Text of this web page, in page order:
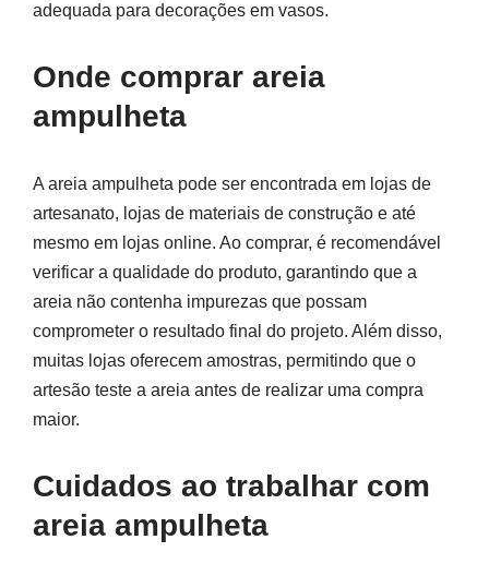
adequada para decorações em vasos.
Onde comprar areia
ampulheta
A areia ampulheta pode ser encontrada em lojas de
artesanato, lojas de materiais de construção e até
mesmo em lojas online. Ao comprar, é recomendável
verificar a qualidade do produto, garantindo que a
areia não contenha impurezas que possam
comprometer o resultado final do projeto. Além disso,
muitas lojas oferecem amostras, permitindo que o
artesão teste a areia antes de realizar uma compra
maior.
Cuidados ao trabalhar com
areia ampulheta